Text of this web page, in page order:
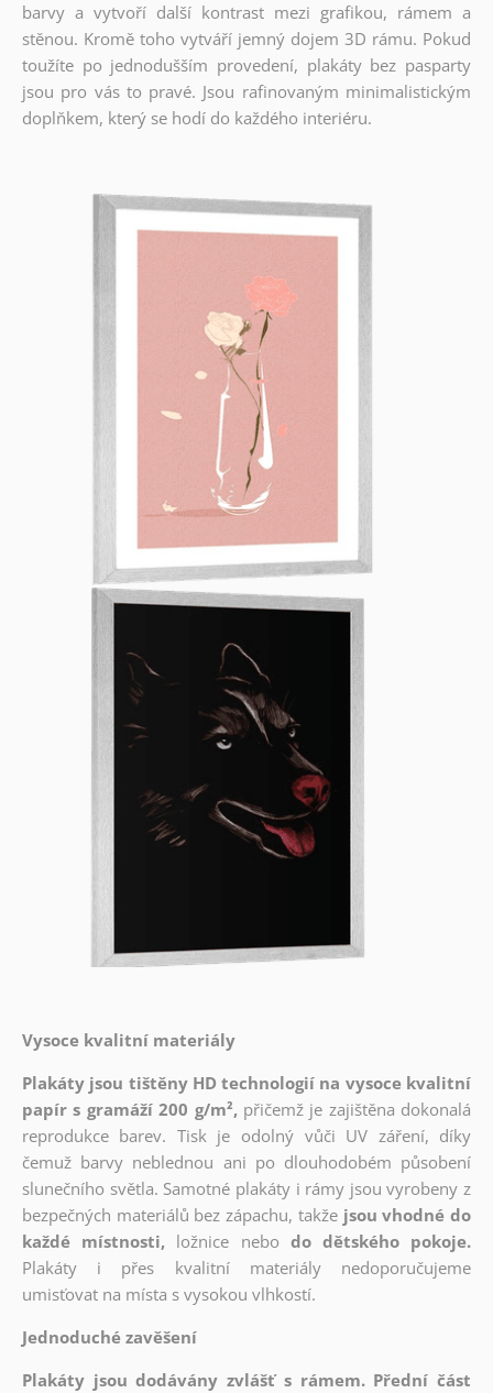
barvy a vytvoří další kontrast mezi grafikou, rámem a
stěnou. Kromě toho vytváří jemný dojem 3D rámu. Pokud
toužíte po jednodušším provedení, plakáty bez pasparty
jsou pro vás to pravé. Jsou rafinovaným minimalistickým
doplňkem, který se hodí do každého interiéru.
Vysoce kvalitní materiály
Plakáty jsou tištěny HD technologií na vysoce kvalitní
papír s gramáží 200 g/m², přičemž je zajištěna dokonalá
reprodukce barev. Tisk je odolný vůči UV záření, díky
čemuž barvy neblednou ani po dlouhodobém působení
slunečního světla. Samotné plakáty i rámy jsou vyrobeny z
bezpečných materiálů bez zápachu, takže jsou vhodné do
každé místnosti, ložnice nebo do dětského pokoje.
Plakáty i přes kvalitní materiály nedoporučujeme
umisťovat na místa s vysokou vlhkostí.
Jednoduché zavěšení
Plakáty jsou dodávány zvlášť s rámem. Přední část